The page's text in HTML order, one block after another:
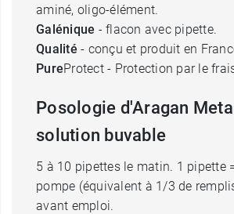
aminé, oligo-élément.
Galénique - flacon avec pipette.
Qualité - conçu et produit en
PureProtect - Protection par le
Posologie d'Aragan
solution buvable
5 à 10 pipettes le matin. 1 pipette
pompe (équivalent à 1/3 de
avant emploi.